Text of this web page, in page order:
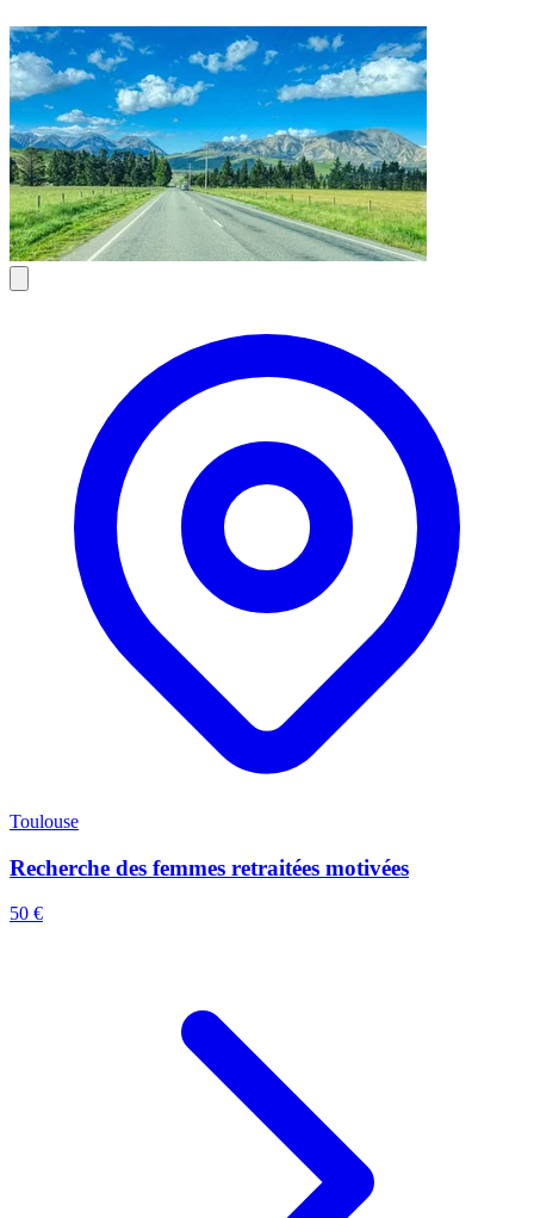
Toulouse
Recherche des femmes retraitées motivées
50 €